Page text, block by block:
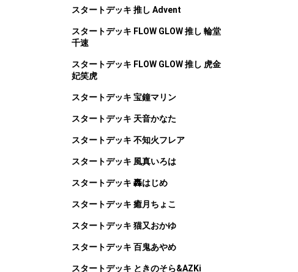
スタートデッキ 推し Advent
スタートデッキ FLOW GLOW 推し 輪堂
千速
スタートデッキ FLOW GLOW 推し 虎金
妃笑虎
スタートデッキ 宝鐘マリン
スタートデッキ 天音かなた
スタートデッキ 不知火フレア
スタートデッキ 風真いろは
スタートデッキ 轟はじめ
スタートデッキ 癒月ちょこ
スタートデッキ 猫又おかゆ
スタートデッキ 百鬼あやめ
スタートデッキ ときのそら&AZKi